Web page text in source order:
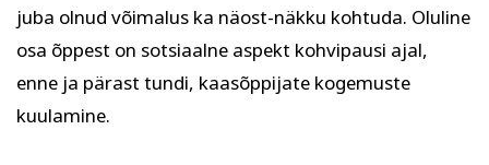
juba olnud võimalus ka näost-näkku kohtuda. Oluline
osa õppest on sotsiaalne aspekt kohvipausi ajal,
enne ja pärast tundi, kaasõppijate kogemuste
kuulamine.